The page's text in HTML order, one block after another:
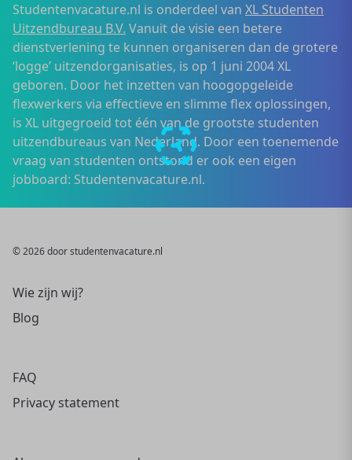
Studentenvacature.nl is onderdeel van XL Studenten
Uitzendbureau B.V. Vanuit de visie een betere
dienstverlening te kunnen organiseren dan de grotere
‘logge’ uitzendorganisaties, is op 1 juni 2004 XL
geboren. Door het inzetten van hoogopgeleide
flexwerkers via effectieve en slimme flex oplossingen,
is XL uitgegroeid tot één van de grootste studenten
uitzendbureaus van Nederland. Door een toenemende
vraag van studenten ontstond er ook een eigen
jobboard: Studentenvacature.nl.
© 2026 door studentenvacature.nl
Wie zijn wij?
Blog
FAQ
Privacy statement